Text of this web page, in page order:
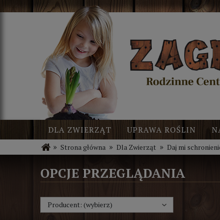
DLA ZWIERZĄT UPRAWA ROŚLIN
BLOG
NOWOŚCI
» Strona główna » Dla Zwierząt » Daj mi
OPCJE PRZEGLĄDANIA
Producent: (wybierz)